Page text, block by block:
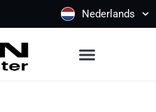
Nederlands